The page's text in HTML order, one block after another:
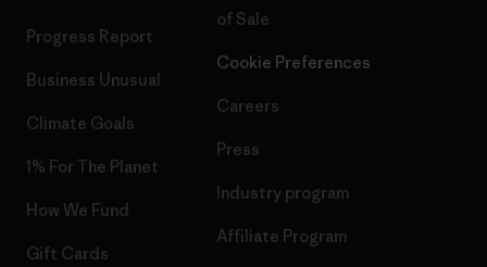
Progress Report
Business Unusual
Climate Goals
1% For The Planet
How We Fund
Gift Cards
of Sale
Cookie Preferences
Careers
Press
Industry program
Affiliate Program